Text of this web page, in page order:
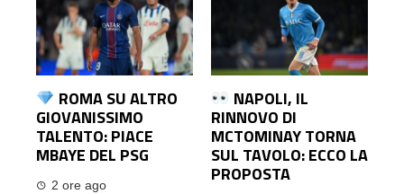
ROMA SU ALTRO
GIOVANISSIMO
TALENTO: PIACE
MBAYE DEL PSG
2 ore ago
NAPOLI, IL
RINNOVO DI
MCTOMINAY TORNA
SUL TAVOLO: ECCO LA
PROPOSTA